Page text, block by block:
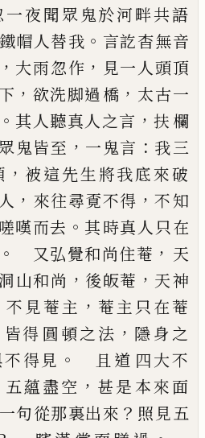
一夜聞眾鬼於河畔共語
帽人替我 。 言訖杳無音
， 大雨忽作 ， 見一人頭頂
， 欲洗脚過橋 ， 太古一
。 其人聽真人之言 ， 扶欄
鬼皆至 ， 一鬼言 ： 我三
， 被這先生將我底來破
， 來往尋覔不得 ， 不知
嗟嘆而去 。 其時真人只在
。 又弘覺和尚住菴 ， 天
山和尚 ， 後皈菴 ， 天神
不見菴主 ， 菴主只在菴
皆得 圓頓之法 ， 隱身之
得見 。 且道 四大不
五蘊盡空 ， 甚是本來面
句從那裏出來 ？ 照見五